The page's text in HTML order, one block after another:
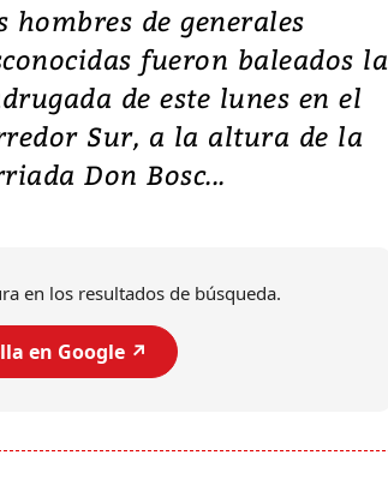
hombres de generales
fueron baleados la
de este lunes en el
Sur, a la altura de la
Don Bosc...
en los resultados de búsqueda.
en Google ↗️
Video, Japón: Terremoto
deja heridos y graves
daños en Kumamoto
al sur de Japón, provocando una